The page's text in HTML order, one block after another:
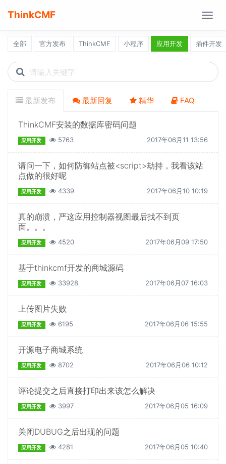
ThinkCMF
全部 官方发布 ThinkCMF 小程序 应用开发 插件开发
Search
icons
最新发布 最新回复 精华 FAQ
ThinkCMF安装的数据库密码问题
应用开发 5763 2017年06月11 13:56
请问一下，如何防御站点被<script>劫持，我看该站
点做的很好呢
应用开发 4339 2017年06月10 10:19
真的崩溃，严这应用控制器视图最后找不到页
面。。。
应用开发 4520 2017年06月09 17:50
基于thinkcmf开发的商城源码
应用开发 33928 2017年06月07 16:03
上传图片失败
应用开发 6195 2017年06月06 15:55
开源电子商城系统
应用开发 8702 2017年06月06 10:12
评论提交之后直接打印出来该怎么解决
应用开发 3997 2017年06月05 16:09
关闭DUBUG之后出现的问题
应用开发 4281 2017年06月05 10:40